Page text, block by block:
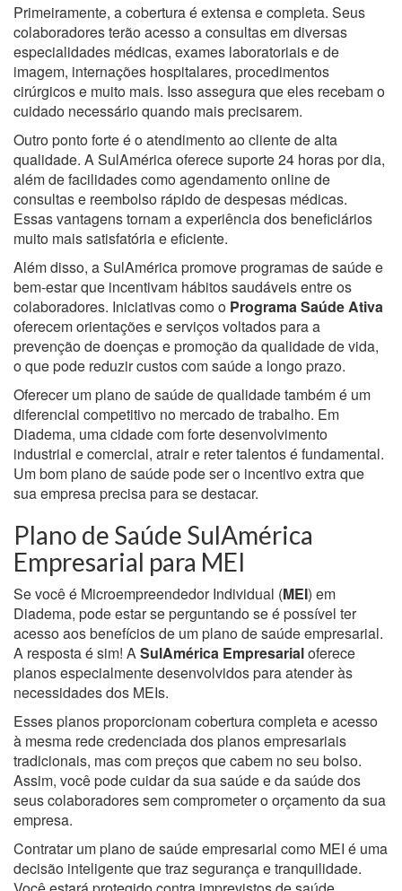
Primeiramente, a cobertura é extensa e completa. Seus
colaboradores terão acesso a consultas em diversas
especialidades médicas, exames laboratoriais e de
imagem, internações hospitalares, procedimentos
cirúrgicos e muito mais. Isso assegura que eles recebam o
cuidado necessário quando mais precisarem.
Outro ponto forte é o atendimento ao cliente de alta
qualidade. A SulAmérica oferece suporte 24 horas por dia,
além de facilidades como agendamento online de
consultas e reembolso rápido de despesas médicas.
Essas vantagens tornam a experiência dos beneficiários
muito mais satisfatória e eficiente.
Além disso, a SulAmérica promove programas de saúde e
bem-estar que incentivam hábitos saudáveis entre os
colaboradores. Iniciativas como o Programa Saúde Ativa
oferecem orientações e serviços voltados para a
prevenção de doenças e promoção da qualidade de vida,
o que pode reduzir custos com saúde a longo prazo.
Oferecer um plano de saúde de qualidade também é um
diferencial competitivo no mercado de trabalho. Em
Diadema, uma cidade com forte desenvolvimento
industrial e comercial, atrair e reter talentos é fundamental.
Um bom plano de saúde pode ser o incentivo extra que
sua empresa precisa para se destacar.
Plano de Saúde SulAmérica
Empresarial para MEI
Se você é Microempreendedor Individual (MEI) em
Diadema, pode estar se perguntando se é possível ter
acesso aos benefícios de um plano de saúde empresarial.
A resposta é sim! ASulAmérica Empresarialoferece
planos especialmente desenvolvidos para atender às
necessidades dos MEIs.
Esses planos proporcionam cobertura completa e acesso
à mesma rede credenciada dos planos empresariais
tradicionais, mas com preços que cabem no seu bolso.
Assim, você pode cuidar da sua saúde e da saúde dos
seus colaboradores sem comprometer o orçamento da sua
empresa.
Contratar um plano de saúde empresarial como MEI é uma
decisão inteligente que traz segurança e tranquilidade.